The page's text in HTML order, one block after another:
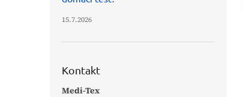
15.7.2026
Kontakt
Medi-Tex